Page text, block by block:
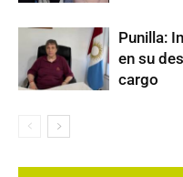
Punilla:
en su
cargo